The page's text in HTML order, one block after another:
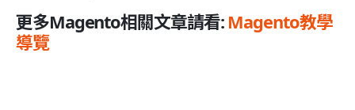
更多Magento相關文章請看: Magento教學
導覽